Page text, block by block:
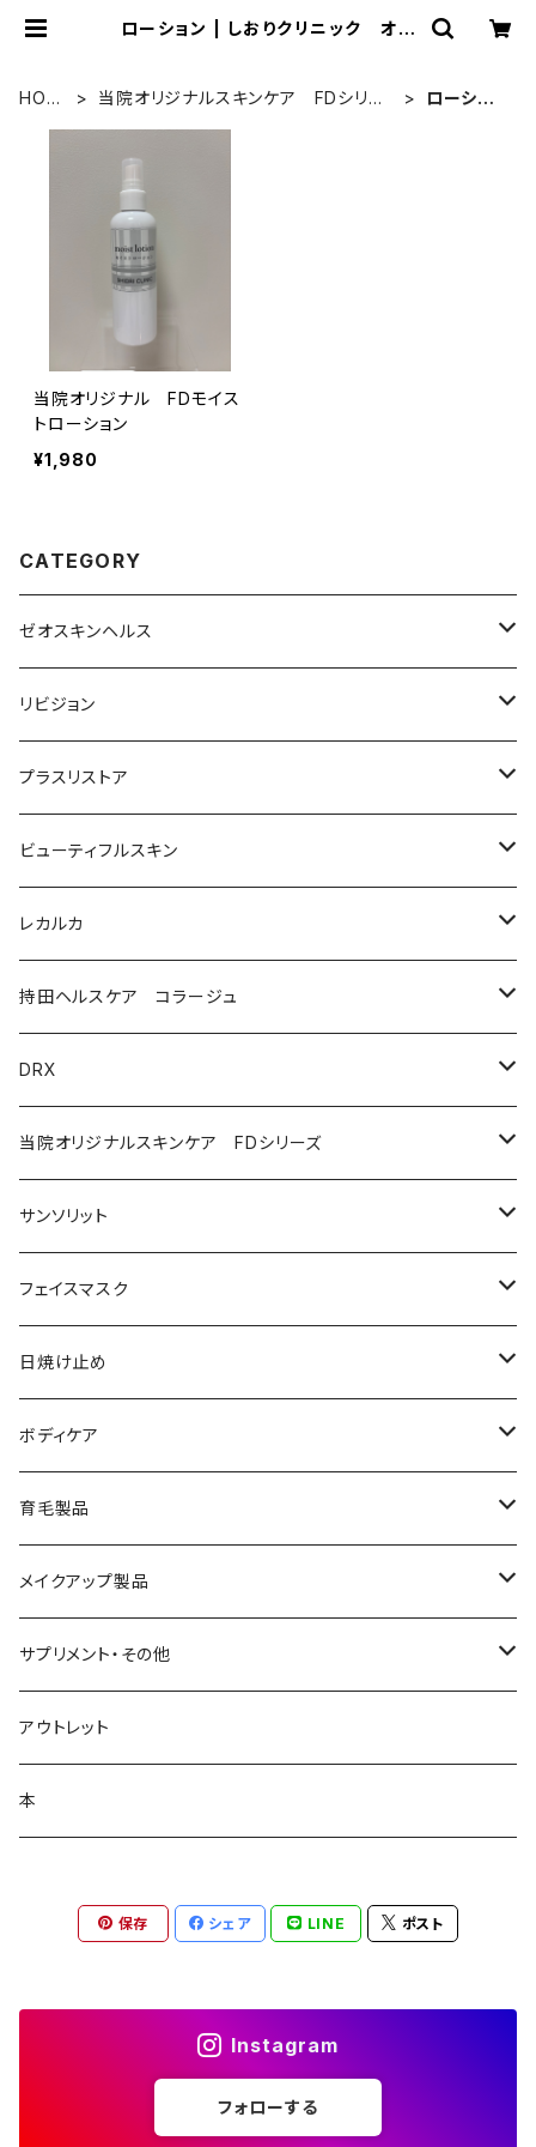
ローション | しおりクリニック オン
HOM
当院オリジナルスキンケア FDシリー
ローショ
当院オリジナル FDモイス
トローション
¥1,980
CATEGORY
ゼオスキンヘルス
洗顔料・化粧水
美容液（光老化ケア）
美容液（透明感ケア）
美容液（エイジングケア［ビタミンAシリーズ］）
美容液（日焼け止め）
美容液（スペシャルケア）
プログラムキット
リビジョン
化粧水
クリーム
美容液
アイケア
日焼け止め
ユースフルリップ
プラスリストア
洗顔
ビューティフルスキン
モイストケア
ウォッシュ
クリーム
バランスケア
ローション
クレンジング
美容液
化粧品
レカルカ
洗顔
化粧水
持田ヘルスケア コラージュ
ソープ（石鹸）
泡石鹸
コラージュフルフルホイップソープ
メイク落とし
化粧水
美容液
乳液
クリーム
日焼け止め
シャンプー・リンス
コラージュフルフル泡石鹸
DRX
AZAクリア
当院オリジナルスキンケア FDシリーズ
ソープ
ローション
サンソリット
日焼け止め
フェイスマスク
フェイスマスク
サンソリット
日焼け止め
サンソリット
アクセーヌ
ボディケア
キュアデイズ
育毛製品
まつ毛美容液
メイクアップ製品
ビューティフルスキン
サプリメント・その他
飲む日焼け止め
髪の毛サプリ
アウトレット
本
保存 シェア LINE ポスト
Instagram
フォローする